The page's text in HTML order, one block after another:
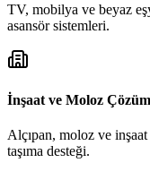
TV, mobilya ve beyaz
asansör sistemleri.
İnşaat ve Moloz
Alçıpan, moloz ve
taşıma desteği.